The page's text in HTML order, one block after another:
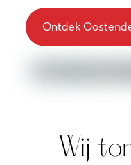
Ontdek
Wij